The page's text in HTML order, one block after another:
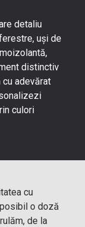
detaliu
uși de
distinctiv
adevărat
culori
cu
o doză
de la